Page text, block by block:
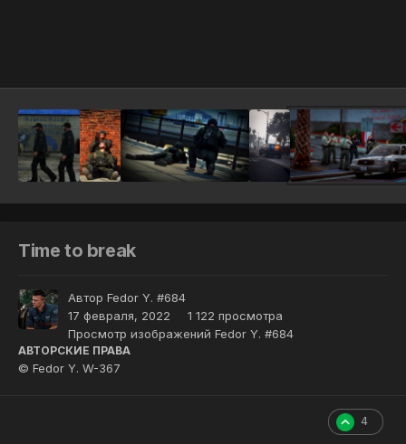
Time to break
Автор Fedor Y. #684
17 февраля, 2022
1 122 просмотра
Просмотр изображений Fedor Y. #684
АВТОРСКИЕ ПРАВА
© Fedor Y. W-367
4